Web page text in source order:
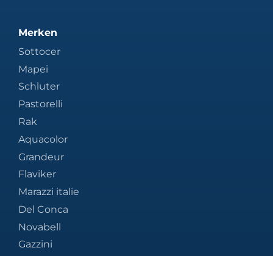
Merken
Sottocer
Mapei
Schluter
Pastorelli
Rak
Aquacolor
Grandeur
Flaviker
Marazzi italie
Del Conca
Novabell
Gazzini